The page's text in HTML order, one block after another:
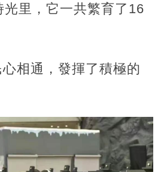
里，它一共繁育了16
相通，發揮了積極的